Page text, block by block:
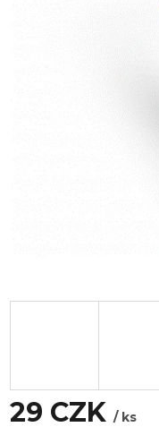
29 CZK/ ks